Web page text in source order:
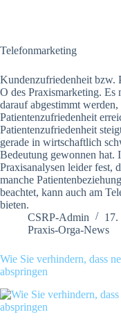
Telefonmarketing
Kundenzufriedenheit bzw.
O des Praxismarketing. Es
darauf abgestimmt
Patientenzufriedenheit
Patientenzufriedenheit
gerade in wirtschaftlich
Bedeutung gewonnen hat.
Praxisanalysen leider fest,
manche
beachtet, kann auch am
bieten.
CSRP-Admin
17.
Praxis-Orga-News
Wie Sie verhindern, dass
abspringen